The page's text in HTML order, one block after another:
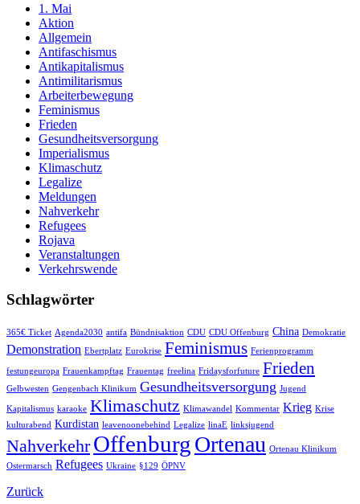
1. Mai
Aktion
Allgemein
Antifaschismus
Antikapitalismus
Antimilitarismus
Arbeiterbewegung
Feminismus
Frieden
Gesundheitsversorgung
Imperialismus
Klimaschutz
Legalize
Meldungen
Nahverkehr
Refugees
Rojava
Veranstaltungen
Verkehrswende
Schlagwörter
365€ Ticket Agenda2030 antifa Bündnisaktion CDU CDU Offenburg China Demokratie
Demonstration Ebertplatz Eurokrise Feminismus Ferienprogramm
festungeuropa Frauenkampftag Frauentag freelina Fridaysforfuture Frieden
Gelbwesten Gengenbach Klinikum Gesundheitsversorgung Jugend
Kapitalismus karaoke Klimaschutz Klimawandel Kommentar Krieg Krise
kulturabend Kurdistan leavenoonebehind Legalize linaE linksjugend
Nahverkehr OffenburgOrtenau Ortenau Klinikum
Ostermarsch Refugees Ukraine §129 ÖPNV
Zurück